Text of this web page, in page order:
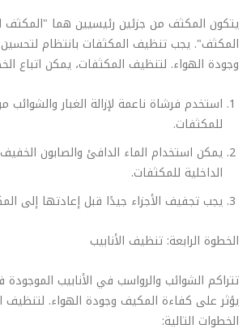
يتكون المكثف من جزئين رئيسيين هما "المكثف
المكثف". يجب تنظيف المكثفات بانتظام
وجودة الهواء. لتنظيف المكثفات، يمكن اتباع
استخدم فرشاة ناعمة لإزالة الغبار والشوائب
للمكثفات.
يمكن استخدام الماء الدافئ والصابون
الداخلية للمكثفات.
يجب تجفيف الأجزاء جيدًا قبل إعادتها إلى
الخطوة الرابعة: تنظيف الأنابيب
تتراكم الشوائب والرواسب في الأنابيب
يؤثر على كفاءة المكيف وجودة الهواء. لتنظيف
الخطوات التالية: